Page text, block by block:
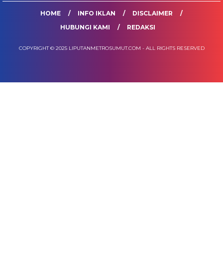
HOME INFO IKLAN
DISCLAIMER
HUBUNGI KAMI
REDAKSI
COPYRIGHT © 2025 LIPUTANMETROSUMUT.COM - ALL RIGHTS RESERVED